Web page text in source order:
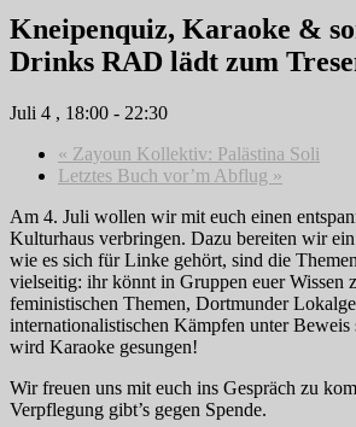
Kneipenquiz, Karaoke &
Drinks RAD lädt zum
Juli 4 , 18:00 - 22:30
« Zayoun Kollektiv: Palästina Soli
Letztes Buch vor’m Abflug »
Am 4. Juli wollen wir mit euch einen
Kulturhaus verbringen. Dazu bereiten wir
wie es sich für Linke gehört, sind die
vielseitig: ihr könnt in Gruppen euer Wissen
feministischen Themen, Dortmunder
internationalistischen Kämpfen unter Beweis
wird Karaoke gesungen!
Wir freuen uns mit euch ins Gespräch zu
Verpflegung gibt’s gegen Spende.